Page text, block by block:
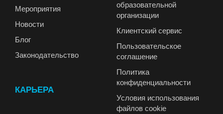
Мероприятия
Новости
Блог
Законодательство
КАРЬЕРА
образовательной
организации
Клиентский сервис
Пользовательское
соглашение
Политика
конфиденциальности
Условия использования
файлов cookie